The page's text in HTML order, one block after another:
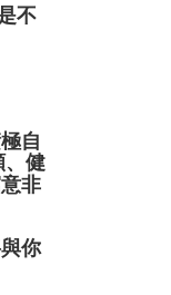
不
自
、健
非
你